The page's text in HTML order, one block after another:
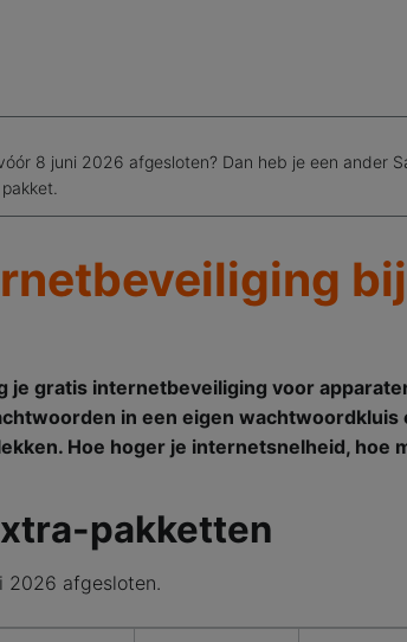
8 juni 2026 afgesloten? Dan heb je een ander
je gratis internetbeveiliging voor
in een eigen wachtwoordkluis
Hoe hoger je internetsnelheid, hoe
pakketten
2026 afgesloten.